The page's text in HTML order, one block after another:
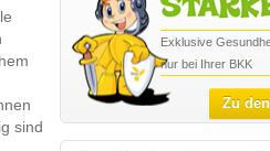
sind
Exklusive
nur bei Ihrer BKK
Zu